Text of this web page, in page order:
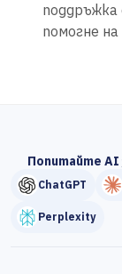
поддръжка
помогне
Попитайте
ChatGPT
Perplexity